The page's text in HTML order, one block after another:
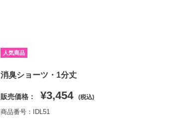
人気商品
消臭ショーツ・1分丈
販売価格： ¥3,454 (税込)
商品番号：IDL51